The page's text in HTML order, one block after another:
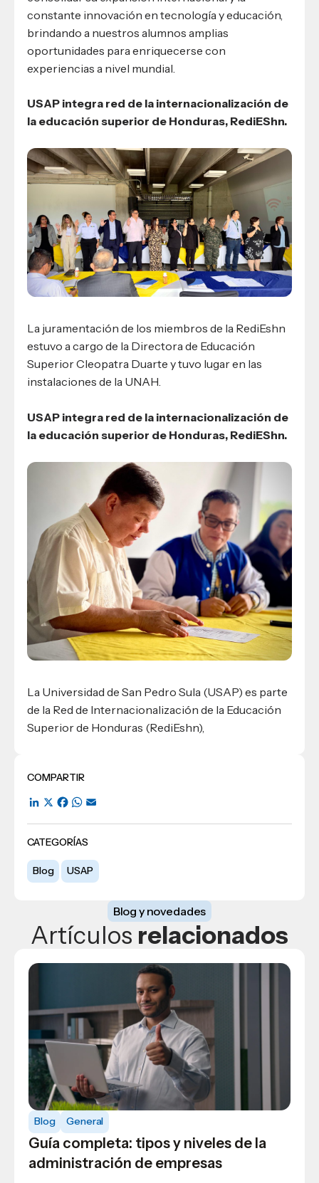
COMPARTIR
LinkedIn
X Facebook
WhatsApp
CATEGORÍAS
Blog USAP
constante innovación en tecnología y educación,
brindando a nuestros alumnos amplias
oportunidades para enriquecerse con
experiencias a nivel mundial.
USAP integra red de la internacionalización de
la educación superior de Honduras, RediEShn.
La juramentación de los miembros de la RediEshn
estuvo a cargo de la Directora de Educación
Superior Cleopatra Duarte y tuvo lugar en las
instalaciones de la UNAH.
USAP integra red de la internacionalización de
la educación superior de Honduras, RediEShn.
La Universidad de San Pedro Sula (USAP) es parte
de la Red de Internacionalización de la Educación
Superior de Honduras (RediEshn),
Blog y novedades
Artículos relacionados
Blog General
Guía completa: tipos y niveles de la
administración de empresas
Blog Programas
Carreras más demandadas del
Blog
¿Cuánto se paga de matrícula en cada
universidad de Honduras?